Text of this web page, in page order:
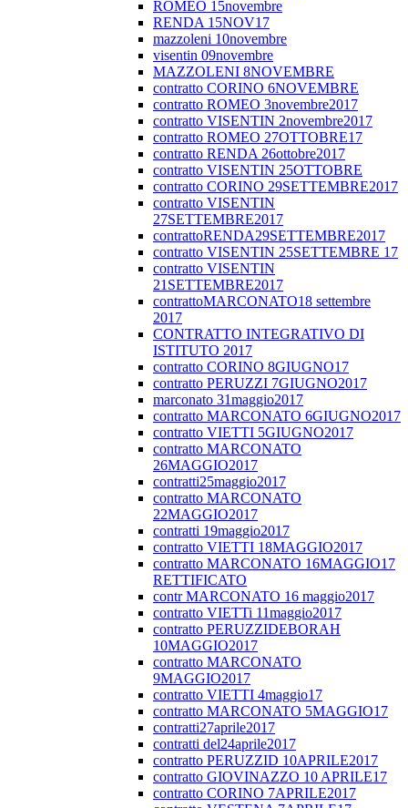
ROMEO 15novembre
RENDA 15NOV17
mazzoleni 10novembre
visentin 09novembre
MAZZOLENI 8NOVEMBRE
contratto CORINO 6NOVEMBRE
contratto ROMEO 3novembre2017
contratto VISENTIN 2novembre2017
contratto ROMEO 27OTTOBRE17
contratto RENDA 26ottobre2017
contratto VISENTIN 25OTTOBRE
contratto CORINO 29SETTEMBRE2017
contratto VISENTIN
27SETTEMBRE2017
contrattoRENDA29SETTEMBRE2017
contratto VISENTIN 25SETTEMBRE 17
contratto VISENTIN
21SETTEMBRE2017
contrattoMARCONATO18 settembre
2017
CONTRATTO INTEGRATIVO DI
ISTITUTO 2017
contratto CORINO 8GIUGNO17
contratto PERUZZI 7GIUGNO2017
marconato 31maggio2017
contratto MARCONATO 6GIUGNO2017
contratto VIETTI 5GIUGNO2017
contratto MARCONATO
26MAGGIO2017
contratti25maggio2017
contratto MARCONATO
22MAGGIO2017
contratti 19maggio2017
contratto VIETTI 18MAGGIO2017
contratto MARCONATO 16MAGGIO17
RETTIFICATO
contr MARCONATO 16 maggio2017
contratto VIETTi 11maggio2017
contratto PERUZZIDEBORAH
10MAGGIO2017
contratto MARCONATO
9MAGGIO2017
contratto VIETTI 4maggio17
contratto MARCONATO 5MAGGIO17
contratti27aprile2017
contratti del24aprile2017
contratto PERUZZID 10APRILE2017
contratto GIOVINAZZO 10 APRILE17
contratto CORINO 7APRILE2017